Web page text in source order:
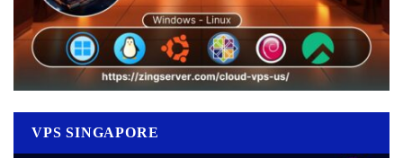
VPS SINGAPORE